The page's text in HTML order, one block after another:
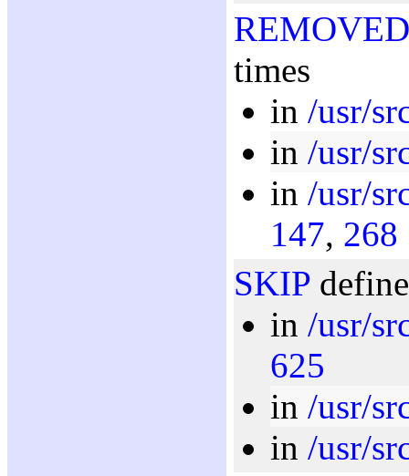
REMOVED
times
in /usr/
in /usr/
in /usr/
147, 268
SKIP
in /usr/
625
in /usr/
in /usr/